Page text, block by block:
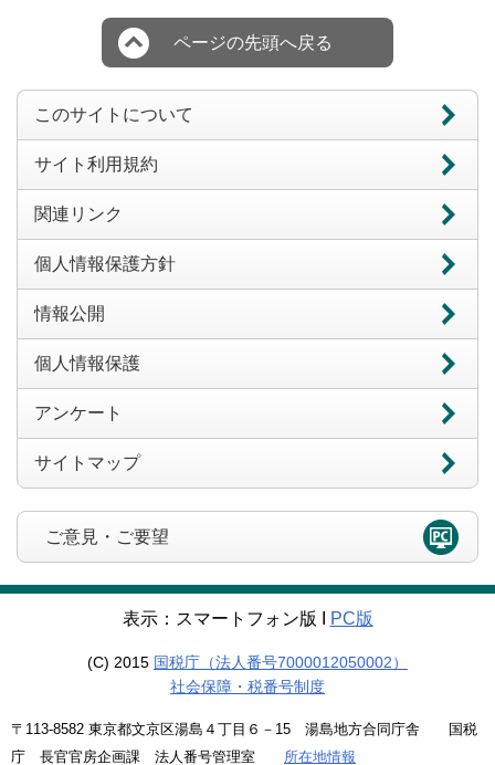
ページの先頭へ戻る
このサイトについて
サイト利用規約
関連リンク
個人情報保護方針
情報公開
個人情報保護
アンケート
サイトマップ
ご意見・ご要望
表示：スマートフォン版 Ι PC版
(C) 2015 国税庁（法人番号7000012050002）
社会保障・税番号制度
〒113-8582 東京都文京区湯島４丁目６－15 湯島地方合同庁舎 国税
庁 長官官房企画課 法人番号管理室 所在地情報